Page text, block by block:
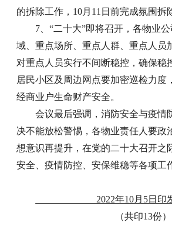
的拆除工作，10月11日前完成氛围拆
7、“二十大”即将召开，各物业
域、重点场所、重点人群、重点人员
对重点人员实行不间断稳控，确保稳
居民小区及周边网点要加密巡检力度
经商业户生命财产安全。
会议最后强调，消防安全与疫情
决不能放松警惕，各物业责任人要政
想意识再提升，在党的二十大召开之
安全、疫情防控、安保维稳等各项工
2022年10月5日印
（共印13份）